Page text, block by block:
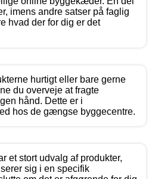
imens andre satser på faglig
hvad der for dig er det
hurtigt eller bare gerne
du overveje at fragte
hånd. Dette er i
hos de gængse byggecentre.
et stort udvalg af produkter,
sig i en specifik